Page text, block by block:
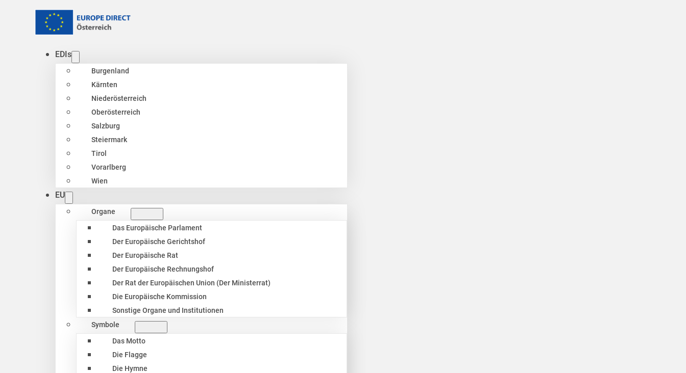
EDIs
Burgenland
Kärnten
Niederösterreich
Oberösterreich
Salzburg
Steiermark
Tirol
Vorarlberg
Wien
EU
Organe
Das Europäische Parlament
Der Europäische Gerichtshof
Der Europäische Rat
Der Europäische Rechnungshof
Der Rat der Europäischen Union (Der Ministerrat)
Die Europäische Kommission
Sonstige Organe und Institutionen
Symbole
Das Motto
Die Flagge
Die Hymne